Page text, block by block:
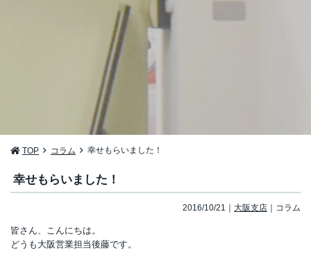
TOP コラム 幸せもらいました！
幸せもらいました！
2016/10/21 大阪支店 コラム
皆さん、こんにちは。
どうも大阪営業担当後藤です。